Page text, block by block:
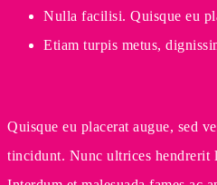
Nulla facilisi. Quisque eu
Etiam turpis metus,
Quisque eu placerat augue, sed
tincidunt. Nunc ultrices hendrerit